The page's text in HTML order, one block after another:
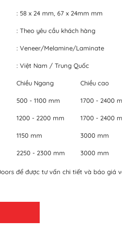
: 58 x 24 mm, 67 x 24mm mm
: Theo yêu cầu khách hàng
: Veneer/Melamine/Laminate
: Việt Nam / Trung Quốc
Chiều Ngang Chiều cao
500 - 1100 mm 1700 - 2400
1200 - 2200 mm 1700 - 2400
1150 mm 3000 mm
2250 - 2300 mm 3000 mm
để được tư vấn chi tiết và báo giá